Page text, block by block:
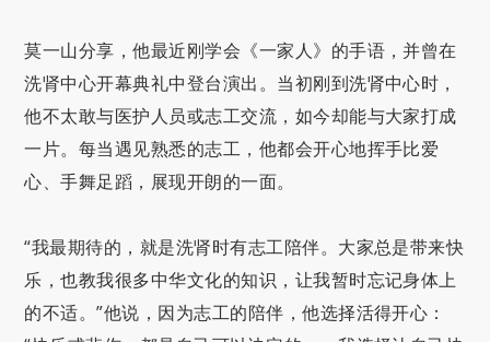
莫一山分享，他最近刚学会《一家人》的手语，并曾在
洗肾中心开幕典礼中登台演出。当初刚到洗肾中心时，
他不太敢与医护人员或志工交流，如今却能与大家打成
一片。每当遇见熟悉的志工，他都会开心地挥手比爱
心、手舞足蹈，展现开朗的一面。
“我最期待的，就是洗肾时有志工陪伴。大家总是带来快
乐，也教我很多中华文化的知识，让我暂时忘记身体上
的不适。”他说，因为志工的陪伴，他选择活得开心：